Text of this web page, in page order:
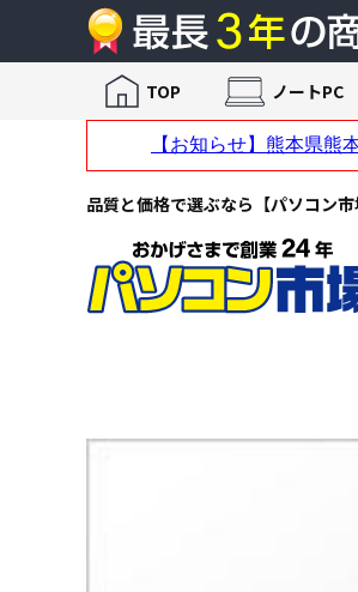
品質と価格で選ぶなら【パソコン
TOP ノートPC